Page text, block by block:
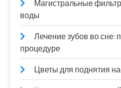
Магистральные
воды
Лечение зубов во сне:
процедуре
Цветы для поднятия